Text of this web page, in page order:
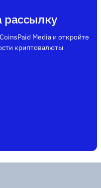
Media и откройте
криптовалюты